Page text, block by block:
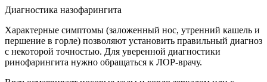
Диагностика назофарингита
Характерные симптомы (заложенный нос, утренний кашель и
першение в горле) позволяют установить правильный диагноз
с некоторой точностью. Для уверенной диагностики
ринофарингита нужно обращаться к ЛОР-врачу.